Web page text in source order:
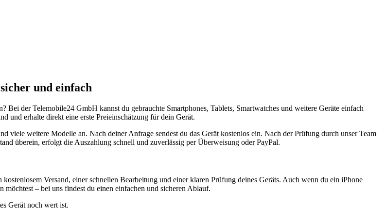
und einfach
der Telemobile24 GmbH kannst du gebrauchte Smartphones, Tablets, Smartwatches und weitere Geräte einfach
und erhalte direkt eine erste Preieinschätzung für dein Gerät.
weitere Modelle an. Nach deiner Anfrage sendest du das Gerät kostenlos ein. Nach der Prüfung durch unser Team
überein, erfolgt die Auszahlung schnell und zuverlässig per Überweisung oder PayPal.
Versand, einer schnellen Bearbeitung und einer klaren Prüfung deines Geräts. Auch wenn du ein iPhone
– bei uns findest du einen einfachen und sicheren Ablauf.
Gerät noch wert ist.